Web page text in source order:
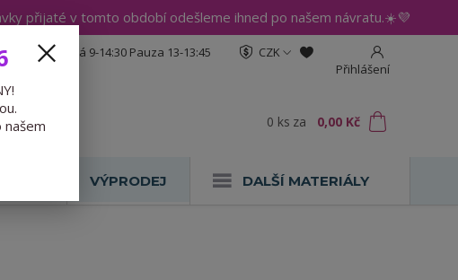
přijaté v tomto období odešleme ihned po našem návratu.☀️💜
CZK
Přihlášení
Po-Čt 9-15:30 Pá 9-14:30 Pauza 13-13:45
0 ks za 0,00 Kč
VÝPRODEJ DALŠÍ MATERIÁLY